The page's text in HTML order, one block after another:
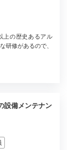
歴史あるアル
研修があるので、
設備メンテナン